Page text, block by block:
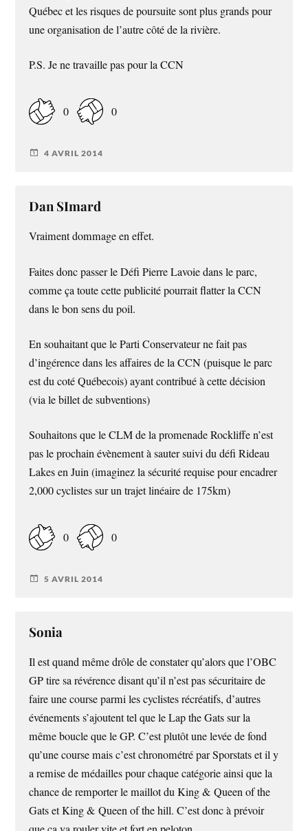
Québec et les risques de poursuite sont plus grands pour
une organisation de l’autre côté de la rivière.
P.S. Je ne travaille pas pour la CCN
0 0
4 AVRIL 2014
Dan SImard
Vraiment dommage en effet.
Faites donc passer le Défi Pierre Lavoie dans le parc,
comme ça toute cette publicité pourrait flatter la CCN
dans le bon sens du poil.
En souhaitant que le Parti Conservateur ne fait pas
d’ingérence dans les affaires de la CCN (puisque le parc
est du coté Québecois) ayant contribué à cette décision
(via le billet de subventions)
Souhaitons que le CLM de la promenade Rockliffe n’est
pas le prochain évènement à sauter suivi du défi Rideau
Lakes en Juin (imaginez la sécurité requise pour encadrer
2,000 cyclistes sur un trajet linéaire de 175km)
0 0
5 AVRIL 2014
Sonia
Il est quand même drôle de constater qu’alors que l’OBC
GP tire sa révérence disant qu’il n’est pas sécuritaire de
faire une course parmi les cyclistes récréatifs, d’autres
événements s’ajoutent tel que le Lap the Gats sur la
même boucle que le GP. C’est plutôt une levée de fond
qu’une course mais c’est chronométré par Sporstats et il y
a remise de médailles pour chaque catégorie ainsi que la
chance de remporter le maillot du King & Queen of the
Gats et King & Queen of the hill. C’est donc à prévoir